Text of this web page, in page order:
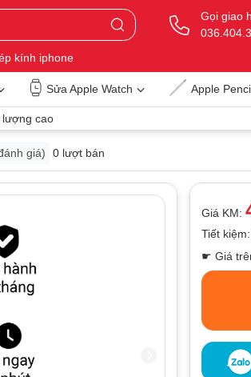
Gọi giao
kính iphone
Sửa Apple Watch Apple
lượng cao
giá) 0 lượt bán
Giá KM:
Tiết
☛ Giá